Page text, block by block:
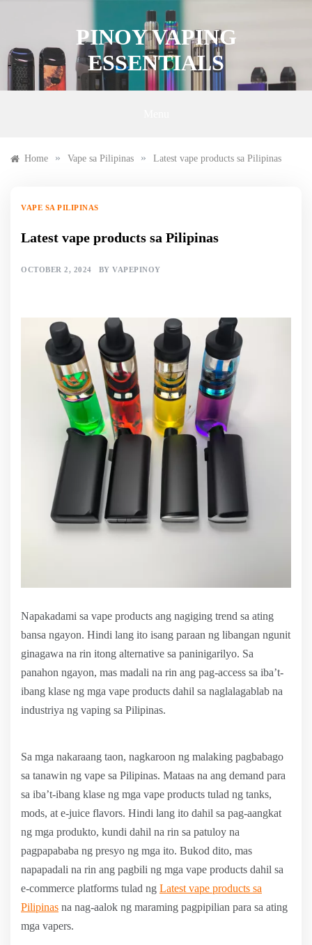
PINOY VAPING
ESSENTIALS
Home » Vape sa Pilipinas » Latest vape products sa Pilipinas
VAPE SA PILIPINAS
Latest vape products sa Pilipinas
OCTOBER 2, 2024 BY VAPEPINOY
Napakadami sa vape products ang nagiging trend sa ating
bansa ngayon. Hindi lang ito isang paraan ng libangan ngunit
ginagawa na rin itong alternative sa paninigarilyo. Sa
panahon ngayon, mas madali na rin ang pag-access sa iba’t-
ibang klase ng mga vape products dahil sa naglalagablab na
industriya ng vaping sa Pilipinas.
Sa mga nakaraang taon, nagkaroon ng malaking pagbabago
sa tanawin ng vape sa Pilipinas. Mataas na ang demand para
sa iba’t-ibang klase ng mga vape products tulad ng tanks,
mods, at e-juice flavors. Hindi lang ito dahil sa pag-aangkat
ng mga produkto, kundi dahil na rin sa patuloy na
pagpapababa ng presyo ng mga ito. Bukod dito, mas
napapadali na rin ang pagbili ng mga vape products dahil sa
e-commerce platforms tulad ng Latest vape products sa
Pilipinas na nag-aalok ng maraming pagpipilian para sa ating
mga vapers.